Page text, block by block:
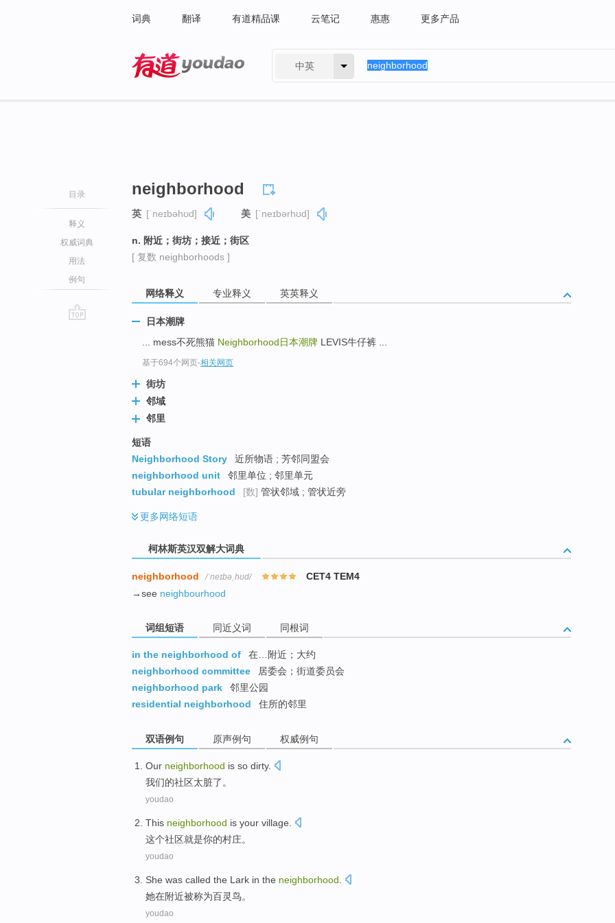
词典 翻译 有道精品课 云笔记 惠惠 更多产品
中英
目录
释义
权威词典
用法
例句
neighborhood
英 [ˈneɪbəhʊd] 美 [ˈneɪbərhʊd]
n. 附近；街坊；接近；街区
[ 复数 neighborhoods ]
网络释义 专业释义 英英释义
日本潮牌
... mess不死熊猫 Neighborhood日本潮牌 LEVIS牛仔裤 ...
基于694个网页-相关网页
街坊
邻域
邻里
短语
Neighborhood Story
近所物语 ; 芳邻同盟会
neighborhood unit
邻里单位 ; 邻里单元
tubular neighborhood
[数] 管状邻域 ; 管状近旁
更多网络短语
柯林斯英汉双解大词典
neighborhood /ˈneɪbəˌhʊd/
CET4 TEM4
→see neighbourhood
词组短语 同近义词 同根词
in the neighborhood of
在…附近；大约
neighborhood committee
居委会；街道委员会
neighborhood park
邻里公园
residential neighborhood
住所的邻里
双语例句 原声例句 权威例句
Our neighborhood is so dirty.
我们的社区太脏了 。
youdao
This neighborhood is your village
这个社区就是你的村庄。
youdao
She was called the Lark in the neighborhood
她在附近被称为百灵鸟。
youdao